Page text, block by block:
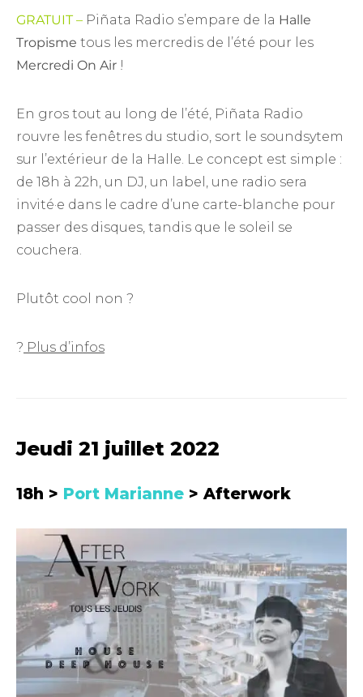
GRATUIT – Piñata Radio s’empare de la Halle
Tropisme tous les mercredis de l’été pour les
Mercredi On Air !
En gros tout au long de l’été, Piñata Radio
rouvre les fenêtres du studio, sort le soundsytem
sur l’extérieur de la Halle. Le concept est simple :
de 18h à 22h, un DJ, un label, une radio sera
invité·e dans le cadre d’une carte-blanche pour
passer des disques, tandis que le soleil se
couchera.
Plutôt cool non ?
? Plus d’infos
Jeudi 21 juillet 2022
18h > Port Marianne > Afterwork